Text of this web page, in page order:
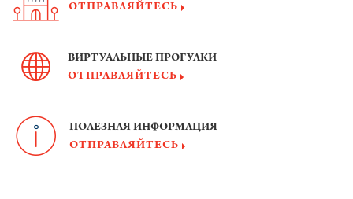
ОТПРАВЛЯЙТЕСЬ
ВИРТУАЛЬНЫЕ ПРОГУЛКИ
ОТПРАВЛЯЙТЕСЬ
ПОЛЕЗНАЯ ИНФОРМАЦИЯ
ОТПРАВЛЯЙТЕСЬ